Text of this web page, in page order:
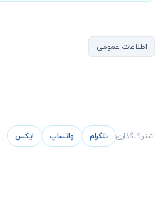
اطلاعات عمومی
اشتراک‌گذاری تلگرام واتساپ ایکس